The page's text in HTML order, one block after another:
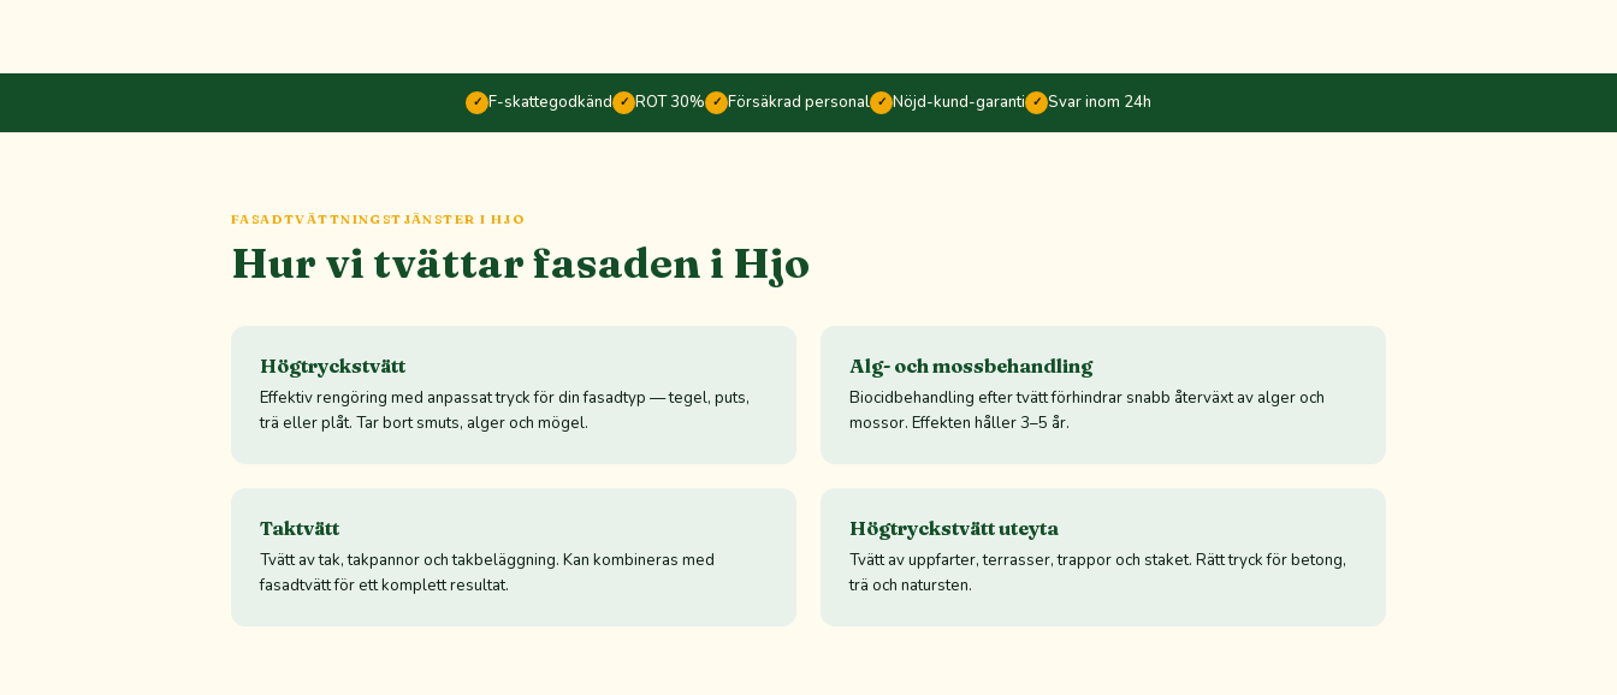
✓ F-skattegodkänd ✓ ROT 30% ✓ Försäkrad personal ✓ Nöjd-kund-garanti ✓ Svar inom 24h
FASADTVÄTTNINGSTJÄNSTER I HJO
Hur vi tvättar fasaden i Hjo
Högtryckstvätt
Effektiv rengöring med anpassat tryck för din fasadtyp — tegel, puts,
trä eller plåt. Tar bort smuts, alger och mögel.
Alg- och mossbehandling
Biocidbehandling efter tvätt förhindrar snabb återväxt av alger och
mossor. Effekten håller 3–5 år.
Taktvätt
Tvätt av tak, takpannor och takbeläggning. Kan kombineras med
fasadtvätt för ett komplett resultat.
Högtryckstvätt uteyta
Tvätt av uppfarter, terrasser, trappor och staket. Rätt tryck för betong,
trä och natursten.